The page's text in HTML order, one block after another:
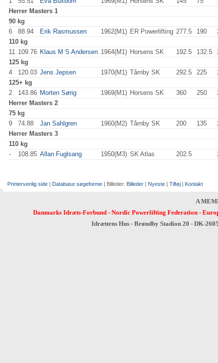
Herrer Masters 1
90 kg
6
88.94 Erik Rasmussen 1962(M1) ER Powerlifting 277.5 190
110 kg
11 109.76 Klaus M S Andersen 1964(M1) Horsens SK 192.5 132.5
125 kg
4
120.03 Jens Jepsen 1970(M1) Tårnby SK 292.5 225
125+ kg
2
143.86 Morten Sørig 1969(M1) Horsens SK 360 250
Herrer Masters 2
75 kg
9
74.88 Jan Sahlgren 1960(M2) Tårnby SK 200 135
Herrer Masters 3
110 kg
-
108.85 Allan Fuglsang 1950(M3) SK Atlas 202.5
Printervenlig side | Database søgeforme | Billeder: Billeder | Nyeste | Tilføj | Kontakt
A
Danmarks Idræts-Forbund- Nordic Powerlifting Federation-
Idrættens Hus - Brøndby Stadion 20 - DK-